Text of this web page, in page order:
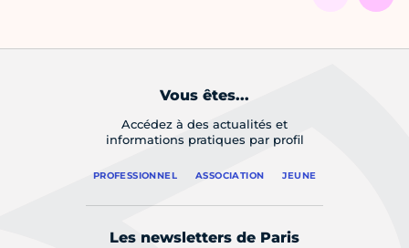
Vous êtes...
Accédez à des actualités et
informations pratiques par profil
PROFESSIONNEL ASSOCIATION JEUNE
Les newsletters de Paris